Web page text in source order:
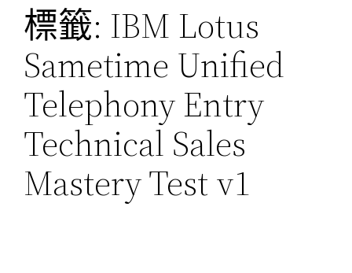
標籤: IBM Lotus
Sametime Unified
Telephony Entry
Technical Sales
Mastery Test v1